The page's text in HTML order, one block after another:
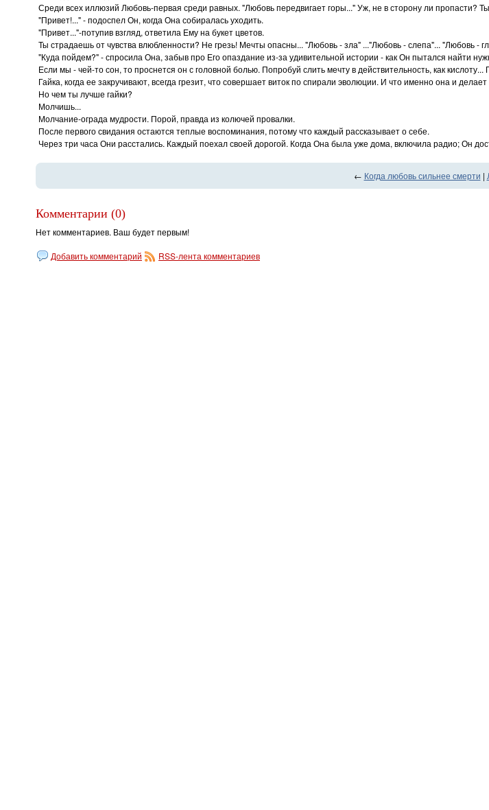
Среди всех иллюзий Любовь-первая среди равных. "Любовь передвигает горы..." Уж, не в сторону ли пропасти?
"Привет!..." - подоспел Он, когда Она собиралась уходить.
"Привет..."-потупив взгляд, ответила Ему на букет цветов.
Ты страдаешь от чувства влюбленности? Не грезь! Мечты опасны... "Любовь - зла" ..."Любовь - слепа"... "Любовь
"Куда пойдем?" - спросила Она, забыв про Его опаздание из-за удивительной истории - как Он пытался найти
Если мы - чей-то сон, то проснется он с головной болью. Попробуй слить мечту в действительность, как
Гайка, когда ее закручивают, всегда грезит, что совершает виток по спирали эволюции. И что именно она и
Но чем ты лучше гайки?
Молчишь...
Молчание-ограда мудрости. Порой, правда из колючей провалки.
После первого свидания остаются теплые воспоминания, потому что каждый рассказывает о себе.
Через три часа Они расстались. Каждый поехал своей дорогой. Когда Она была уже дома, включила радио; Он
← Когда любовь сильнее смерти |
Комментарии (0)
Нет комментариев. Ваш будет первым!
Добавить комментарий RSS-лента комментариев